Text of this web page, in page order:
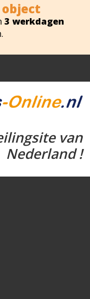
3 werkdagen
van
Nederland !